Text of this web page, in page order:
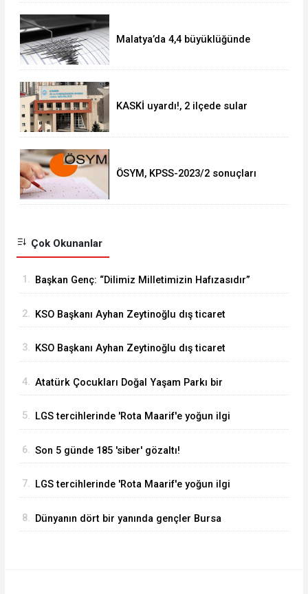
Malatya’da 4,4 büyüklüğünde
KASKİ uyardı!, 2 ilçede sular
ÖSYM, KPSS-2023/2 sonuçları
Çok Okunanlar
1. Başkan Genç: “Dilimiz Milletimizin Hafızasıdır”
2. KSO Başkanı Ayhan Zeytinoğlu dış ticaret
3. KSO Başkanı Ayhan Zeytinoğlu dış ticaret
4. Atatürk Çocukları Doğal Yaşam Parkı bir
5. LGS tercihlerinde 'Rota Maarif'e yoğun ilgi
6. Son 5 günde 185 'siber' gözaltı!
7. LGS tercihlerinde 'Rota Maarif'e yoğun ilgi
8. Dünyanın dört bir yanında gençler Bursa